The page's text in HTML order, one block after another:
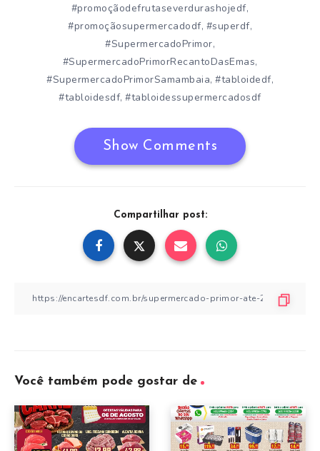
#promoçãodefrutaseverdurashojedf,
#promoçãosupermercadodf, #superdf,
#SupermercadoPrimor,
#SupermercadoPrimorRecantoDasEmas,
#SupermercadoPrimorSamambaia, #tabloidedf,
#tabloidesdf,#tabloidessupermercadosdf
Show Comments
Compartilhar post:
Você também pode gostar de